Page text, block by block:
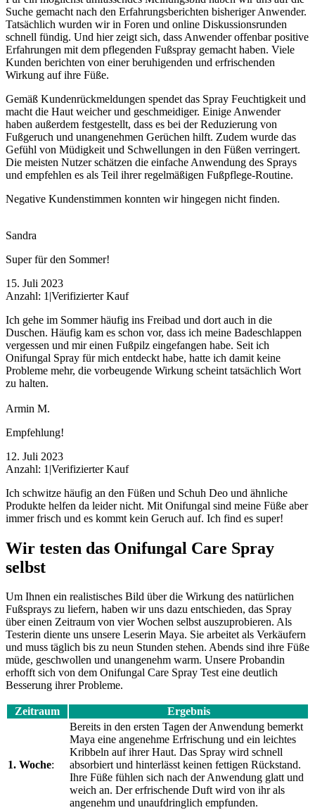
Suche gemacht nach den Erfahrungsberichten bisheriger Anwender.
Tatsächlich wurden wir in Foren und online Diskussionsrunden
schnell fündig. Und hier zeigt sich, dass Anwender offenbar positive
Erfahrungen mit dem pflegenden Fußspray gemacht haben. Viele
Kunden berichten von einer beruhigenden und erfrischenden
Wirkung auf ihre Füße.
Gemäß Kundenrückmeldungen spendet das Spray Feuchtigkeit und
macht die Haut weicher und geschmeidiger. Einige Anwender
haben außerdem festgestellt, dass es bei der Reduzierung von
Fußgeruch und unangenehmen Gerüchen hilft. Zudem wurde das
Gefühl von Müdigkeit und Schwellungen in den Füßen verringert.
Die meisten Nutzer schätzen die einfache Anwendung des Sprays
und empfehlen es als Teil ihrer regelmäßigen Fußpflege-Routine.
Negative Kundenstimmen konnten wir hingegen nicht finden.
Sandra
Super für den Sommer!
15. Juli 2023
Anzahl: 1 |Verifizierter Kauf
Ich gehe im Sommer häufig ins Freibad und dort auch in die
Duschen. Häufig kam es schon vor, dass ich meine Badeschlappen
vergessen und mir einen Fußpilz eingefangen habe. Seit ich
Onifungal Spray für mich entdeckt habe, hatte ich damit keine
Probleme mehr, die vorbeugende Wirkung scheint tatsächlich Wort
zu halten.
Armin M.
Empfehlung!
12. Juli 2023
Anzahl: 1 |Verifizierter Kauf
Ich schwitze häufig an den Füßen und Schuh Deo und ähnliche
Produkte helfen da leider nicht. Mit Onifungal sind meine Füße aber
immer frisch und es kommt kein Geruch auf. Ich find es super!
Wir testen das Onifungal Care Spray
selbst
Um Ihnen ein realistisches Bild über die Wirkung des natürlichen
Fußsprays zu liefern, haben wir uns dazu entschieden, das Spray
über einen Zeitraum von vier Wochen selbst auszuprobieren. Als
Testerin diente uns unsere Leserin Maya. Sie arbeitet als Verkäufern
und muss täglich bis zu neun Stunden stehen. Abends sind ihre Füße
müde, geschwollen und unangenehm warm. Unsere Probandin
erhofft sich von dem Onifungal Care Spray Test eine deutlich
Besserung ihrer Probleme.
Zeitraum Ergebnis
1. Woche:
Bereits in den ersten Tagen der Anwendung bemerkt
Maya eine angenehme Erfrischung und ein leichtes
Kribbeln auf ihrer Haut. Das Spray wird schnell
absorbiert und hinterlässt keinen fettigen Rückstand.
Ihre Füße fühlen sich nach der Anwendung glatt und
weich an. Der erfrischende Duft wird von ihr als
angenehm und unaufdringlich empfunden.